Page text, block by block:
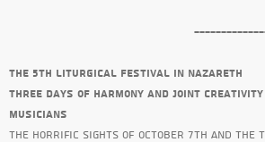
The 5th Liturgical Festival in Nazareth
Three days of harmony and joint creativity
musicians
The horrific sights of October 7th and the